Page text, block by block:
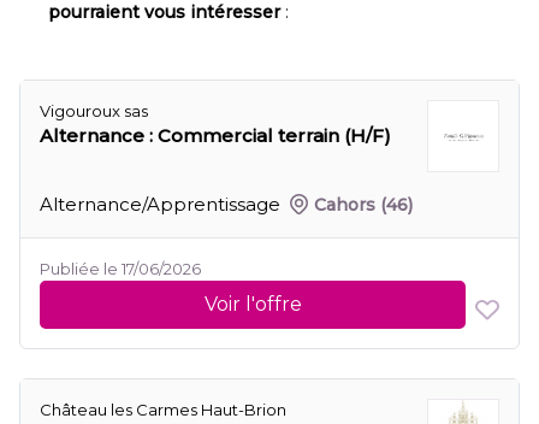
pourraient vous intéresser:
Vigouroux sas
Alternance : Commercial terrain (H/F)
Alternance/Apprentissage Cahors (46)
Publiée le 17/06/2026
Voir l'offre
Château les Carmes Haut-Brion